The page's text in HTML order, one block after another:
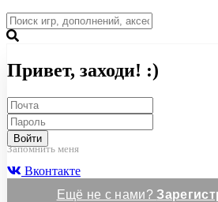
Привет, заходи! :)
Войти
Запомнить меня
Вконтакте
Ещё не с нами?